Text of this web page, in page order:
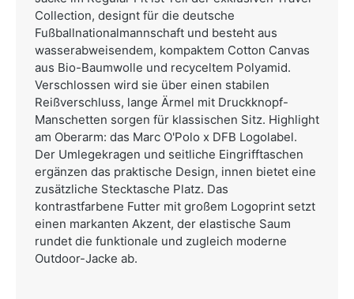
Collection, designt für die deutsche
Fußballnationalmannschaft und besteht aus
wasserabweisendem, kompaktem Cotton Canvas
aus Bio-Baumwolle und recyceltem Polyamid.
Verschlossen wird sie über einen stabilen
Reißverschluss, lange Ärmel mit Druckknopf-
Manschetten sorgen für klassischen Sitz. Highlight
am Oberarm: das Marc O'Polo x DFB Logolabel.
Der Umlegekragen und seitliche Eingrifftaschen
ergänzen das praktische Design, innen bietet eine
zusätzliche Stecktasche Platz. Das
kontrastfarbene Futter mit großem Logoprint setzt
einen markanten Akzent, der elastische Saum
rundet die funktionale und zugleich moderne
Outdoor-Jacke ab.